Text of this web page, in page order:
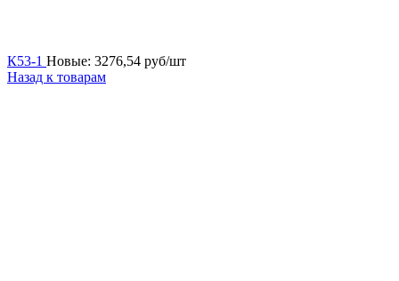
К53-1 Новые: 3276,54 руб/шт
Назад к товарам